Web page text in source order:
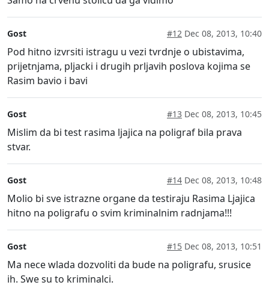
Gost #12 Dec 08, 2013, 10:40
Pod hitno izvrsiti istragu u vezi tvrdnje o ubistavima,
prijetnjama, pljacki i drugih prljavih poslova kojima se
Rasim bavio i bavi
Gost #13 Dec 08, 2013, 10:45
Mislim da bi test rasima ljajica na poligraf bila prava
stvar.
Gost #14 Dec 08, 2013, 10:48
Molio bi sve istrazne organe da testiraju Rasima Ljajica
hitno na poligrafu o svim kriminalnim radnjama!!!
Gost #15 Dec 08, 2013, 10:51
Ma nece wlada dozvoliti da bude na poligrafu, srusice
ih. Swe su to kriminalci.